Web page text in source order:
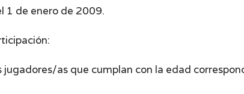
1 de enero de 2009.
jugadores/as que cumplan con la edad